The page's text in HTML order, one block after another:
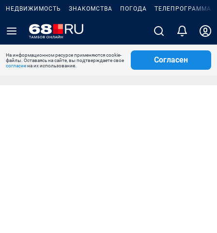
НЕДВИЖИМОСТЬ ЗНАКОМСТВА ПОГОДА ТЕЛЕПРОГРАММА
На информационном ресурсе применяются cookie-
файлы. Оставаясь на сайте, вы подтверждаете свое
согласиена их использование.
Согласен